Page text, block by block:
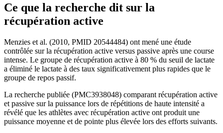
Ce que la recherche dit sur la
récupération active
Menzies et al. (2010, PMID 20544484) ont mené une étude
contrôlée sur la récupération active versus passive après une course
intense. Le groupe de récupération active à 80 % du seuil de lactate
a éliminé le lactate à des taux significativement plus rapides que le
groupe de repos passif.
La recherche publiée (PMC3938048) comparant récupération active
et passive sur la puissance lors de répétitions de haute intensité a
révélé que les athlètes avec récupération active ont produit une
puissance moyenne et de pointe plus élevée lors des efforts suivants.